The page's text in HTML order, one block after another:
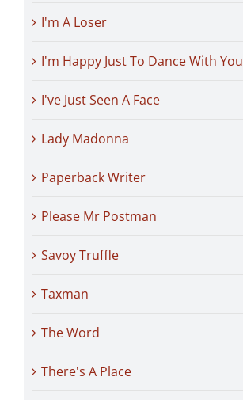
I'm A Loser
I'm Happy Just To Dance With You
I've Just Seen A Face
Lady Madonna
Paperback Writer
Please Mr Postman
Savoy Truffle
Taxman
The Word
There's A Place